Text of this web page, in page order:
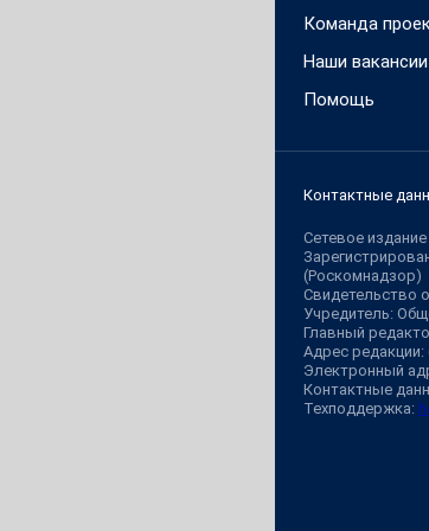
Команда
Наши вакансии
Помощь
Контактные
Сетевое
(Роскомнадзор)
Свидетельство
Учредитель:
Главный
Адрес редакции:
Электронный
Контактные
Техподдержка: